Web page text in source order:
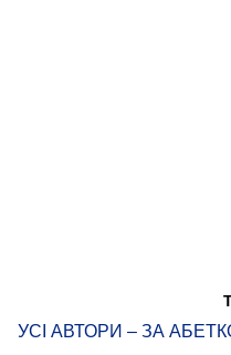
УСІ АВТОРИ – ЗА